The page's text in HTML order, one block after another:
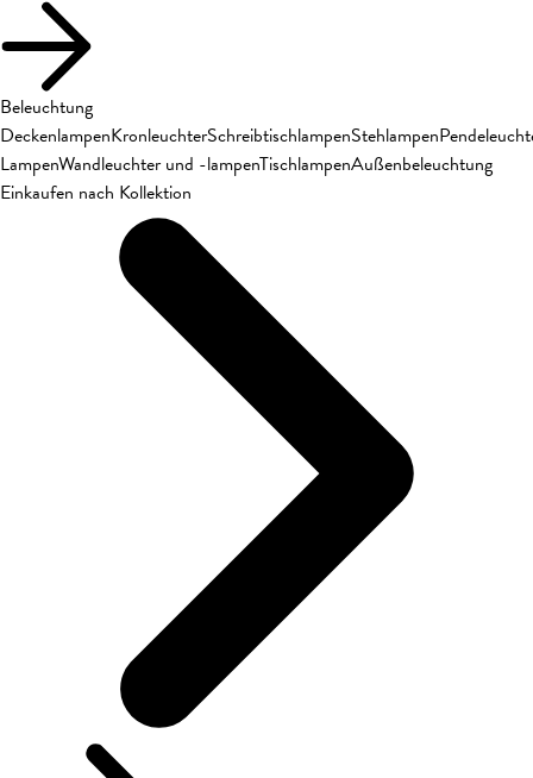
Beleuchtung
DeckenlampenKronleuchterSchreibtischlampenStehlampen
LampenWandleuchter und -lampenTischlampenAußenbeleuchtung
Einkaufen nach Kollektion